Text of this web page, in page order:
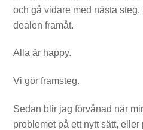
och gå vidare med nästa
dealen framåt.
Alla är happy.
Vi gör framsteg.
Sedan blir jag förvånad när
problemet på ett nytt sätt,